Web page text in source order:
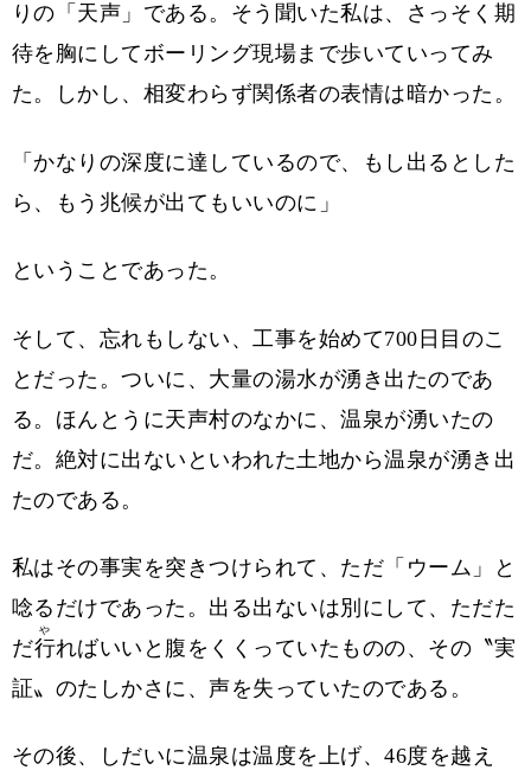
りの「天声」である。そう聞いた私は、さっそく期
待を胸にしてボーリング現場まで歩いていってみ
た。しかし、相変わらず関係者の表情は暗かった。
「かなりの深度に達しているので、もし出るとした
ら、もう兆候が出てもいいのに」
ということであった。
そして、忘れもしない、工事を始めて700日目のこ
とだった。ついに、大量の湯水が湧き出たのであ
る。ほんとうに天声村のなかに、温泉が湧いたの
だ。絶対に出ないといわれた土地から温泉が湧き出
たのである。
私はその事実を突きつけられて、ただ「ウーム」と
唸るだけであった。出る出ないは別にして、ただた
だ行
や
ればいいと腹をくくっていたものの、その〝実
証〟のたしかさに、声を失っていたのである。
その後、しだいに温泉は温度を上げ、46度を越え